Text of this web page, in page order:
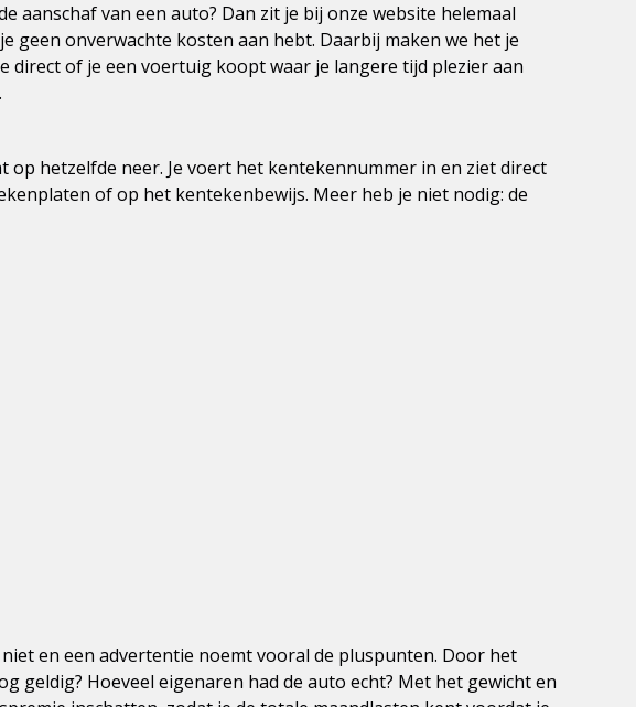
van een auto? Dan zit je bij onze website helemaal
geen onverwachte kosten aan hebt. Daarbij maken we het je
direct of je een voertuig koopt waar je langere tijd plezier aan
hetzelfde neer. Je voert het kentekennummer in en ziet direct
of op het kentekenbewijs. Meer heb je niet nodig: de
en een advertentie noemt vooral de pluspunten. Door het
geldig? Hoeveel eigenaren had de auto echt? Met het gewicht en